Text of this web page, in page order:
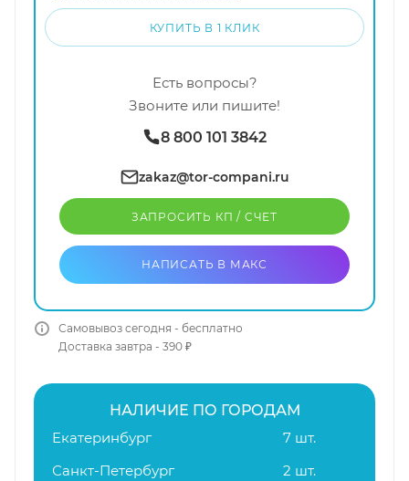
КУПИТЬ В 1 КЛИК
Есть вопросы?
Звоните или пишите!
8 800 101 3842
zakaz@tor-compani.ru
ЗАПРОСИТЬ КП / CЧЕТ
НАПИСАТЬ В МАКС
Самовывоз сегодня - бесплатно
Доставка завтра - 390 ₽
НАЛИЧИЕ ПО ГОРОДАМ
Екатеринбург
7 шт.
Санкт-Петербург
2 шт.